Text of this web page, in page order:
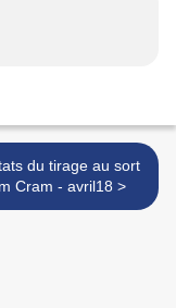
du tirage au sort
Cram Cram - avril18 >